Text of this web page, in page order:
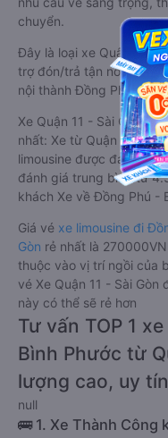
chuyển.
Đây là loại xe Quận 11 -
trợ đón/trả tận nơi miễn
nội thành Đồng Phú -
Xe Quận 11 - Sài Gòn
nhất: Xe từ Quận 11 -
limousine được đánh giá
đánh giá trung bình từ
khách Xe về Đồng Phú -
Giá vé xe limousine đi
Gòn rẻ nhất là
thuộc vào vị trí ngồi của
vé Xe Quận 11 - Sài Gòn
này có thể sẽ rẻ hơn
Tư vấn TOP 1
Bình Phước từ
lượng cao, uy
null
🚌 1. Xe Thành Công